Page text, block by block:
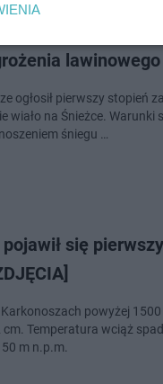
w
lawinowego
ogłosił pierwszy stopień
wiało na Śnieżce.
śniegu …
się
powyżej
Temperatura wciąż
m n.p.m.